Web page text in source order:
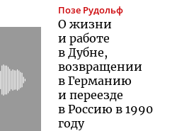
Позе Рудольф
О жизни
и работе
в Дубне,
возвращении
в Германию
и переезде
в Россию в 1990
году